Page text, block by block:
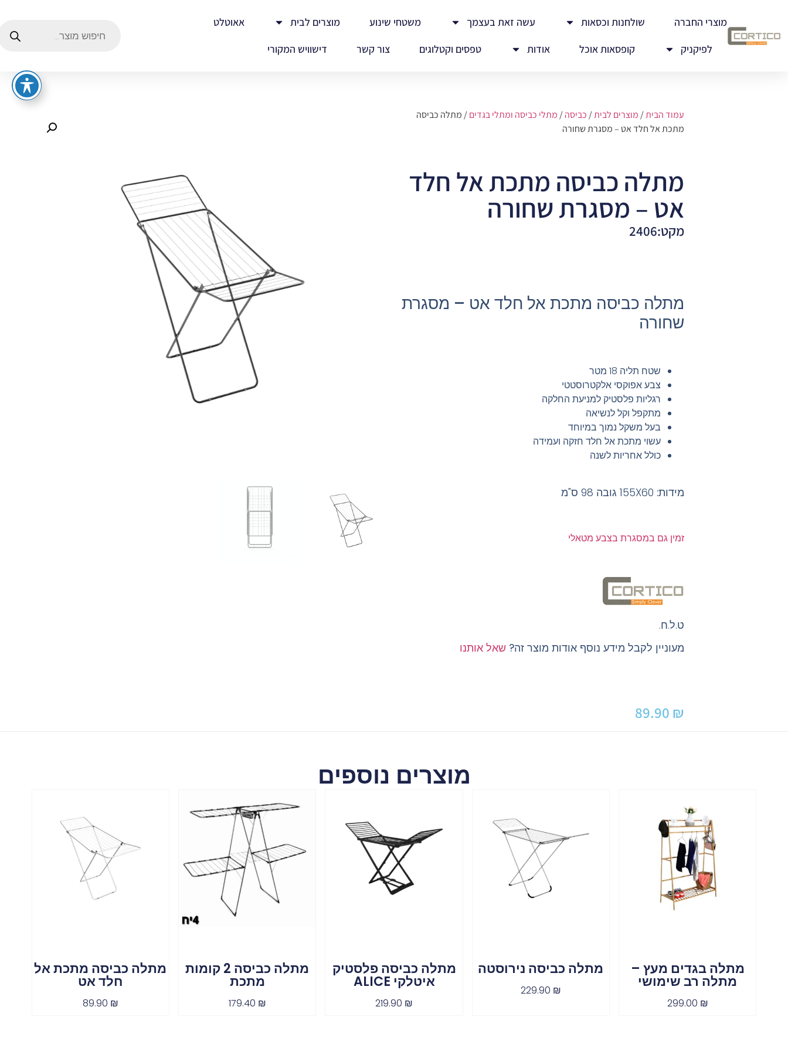
מוצרי החברה שולחנות וכסאות עשה זאת בעצמך משטחי שינוע מוצרים לבית
אאוטלט
לפיקניק
קופסאות אוכל אודות טפסים וקטלוגים צור קשר דישוויש המקורי
עמוד הבית/ מוצרים לבית/ כביסה/ מתלי כביסה ומתלי בגדים/ מתלה כביסה
מתכת אל חלד אט – מסגרת שחורה
מתלה כביסה מתכת אל חלד
אט – מסגרת שחורה
מקט:2406
מתלה כביסה מתכת אל חלד אט – מסגרת
שחורה
שטח תליה 18 מטר
צבע אפוקסי אלקטרוסטטי
רגליות פלסטיק למניעת החלקה
מתקפל וקל לנשיאה
בעל משקל נמוך במיוחד
עשוי מתכת אל חלד חזקה ועמידה
כולל אחריות לשנה
מידות:
זמין גם במסגרת בצבע מטאלי
ט.ל.ח.
מעוניין לקבל מידע נוסף אודות מוצר זה?שאל אותנו
89.90 ₪
מוצרים נוספים
מתלה בגדים מעץ –
מתלה רב שימושי
299.00 ₪
מתלה כביסה נירוסטה
229.90 ₪
מתלה כביסה פלסטיק
איטלקי ALICE
219.90 ₪
מתלה כביסה 2 קומות
מתכת
179.40 ₪
מתלה כביסה מתכת אל
חלד אט
89.90 ₪